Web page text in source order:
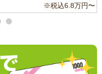
※税込6.8万円〜